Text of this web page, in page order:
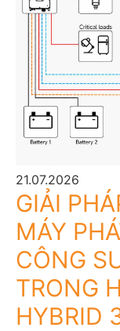
21.07.2026
GIẢI
MÁY
CÔNG
TRONG
HYBRID